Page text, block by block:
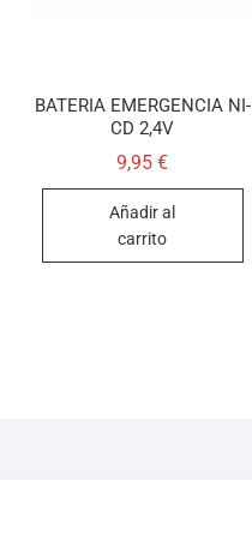
BATERIA EMERGENCIA NI-
CD 2,4V
9,95€
Añadir al
carrito